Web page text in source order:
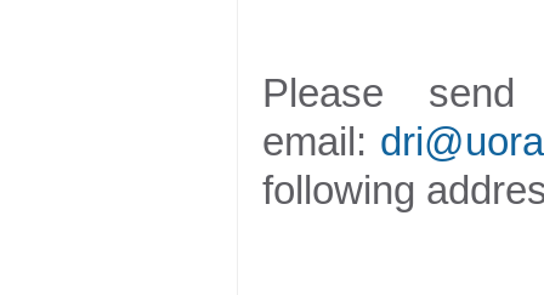
Please
email:
following